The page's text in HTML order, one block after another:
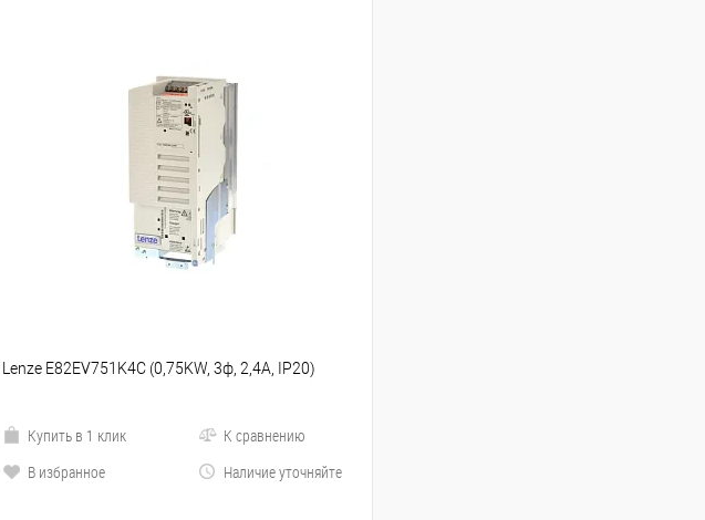
Lenze E82EV751K4C (0,75KW, 3ф, 2,4A, IP20)
Купить в 1 клик
К сравнению
В избранное
Наличие уточняйте